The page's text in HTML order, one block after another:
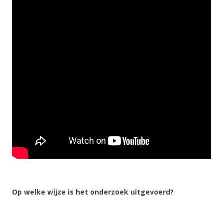
Op welke wijze is het onderzoek uitgevoerd?